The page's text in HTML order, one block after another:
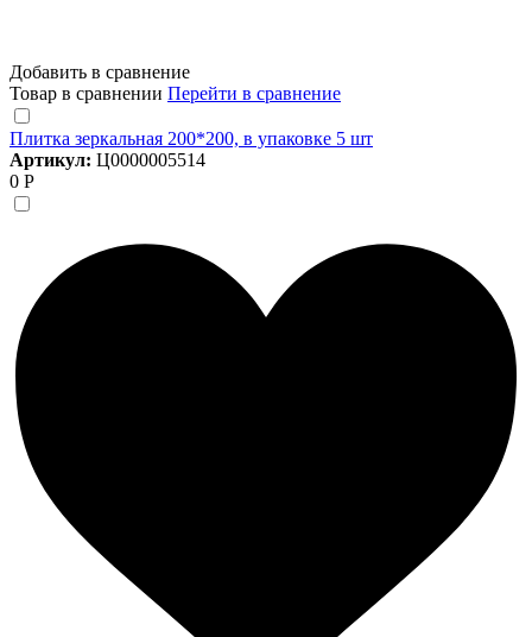
Добавить в сравнение
Товар в сравнении Перейти в сравнение
Плитка зеркальная 200*200, в упаковке 5 шт
Артикул: Ц0000005514
0 Р